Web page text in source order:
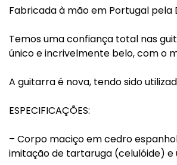
Fabricada à mão em Portugal
Temos uma confiança total nas
único e incrivelmente belo, com o
A guitarra é nova, tendo sido
ESPECIFICAÇÕES:
– Corpo maciço em cedro
imitação de tartaruga (celulóide)